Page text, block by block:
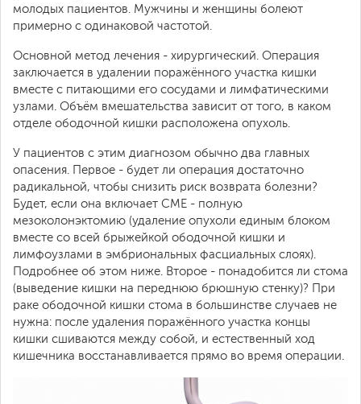
молодых пациентов. Мужчины и женщины болеют
примерно с одинаковой частотой.
Основной метод лечения - хирургический. Операция
заключается в удалении поражённого участка кишки
вместе с питающими его сосудами и лимфатическими
узлами. Объём вмешательства зависит от того, в каком
отделе ободочной кишки расположена опухоль.
У пациентов с этим диагнозом обычно два главных
опасения. Первое - будет ли операция достаточно
радикальной, чтобы снизить риск возврата болезни?
Будет, если она включает CME - полную
мезоколонэктомию (удаление опухоли единым блоком
вместе со всей брыжейкой ободочной кишки и
лимфоузлами в эмбриональных фасциальных слоях).
Подробнее об этом ниже. Второе - понадобится ли стома
(выведение кишки на переднюю брюшную стенку)? При
раке ободочной кишки стома в большинстве случаев не
нужна: после удаления поражённого участка концы
кишки сшиваются между собой, и естественный ход
кишечника восстанавливается прямо во время операции.